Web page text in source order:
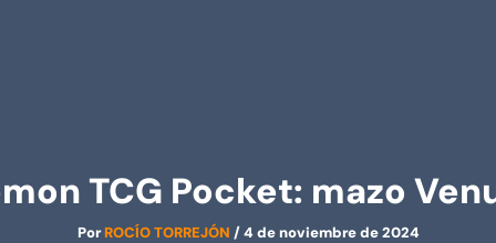
TCG Pocket: mazo
PorROCÍO TORREJÓN /4 de noviembre de 2024